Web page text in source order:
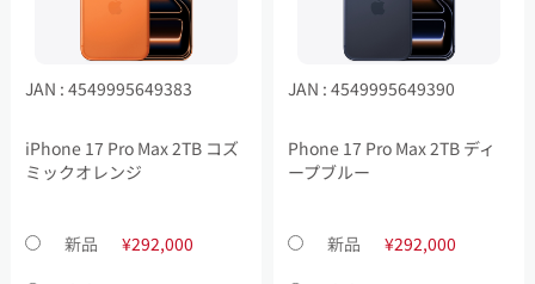
JAN : 4549995649383
iPhone 17 Pro Max 2TB コズ
ミックオレンジ
新品
¥292,000
JAN : 4549995649390
Phone 17 Pro Max 2TB ディ
ープブルー
新品
¥292,000